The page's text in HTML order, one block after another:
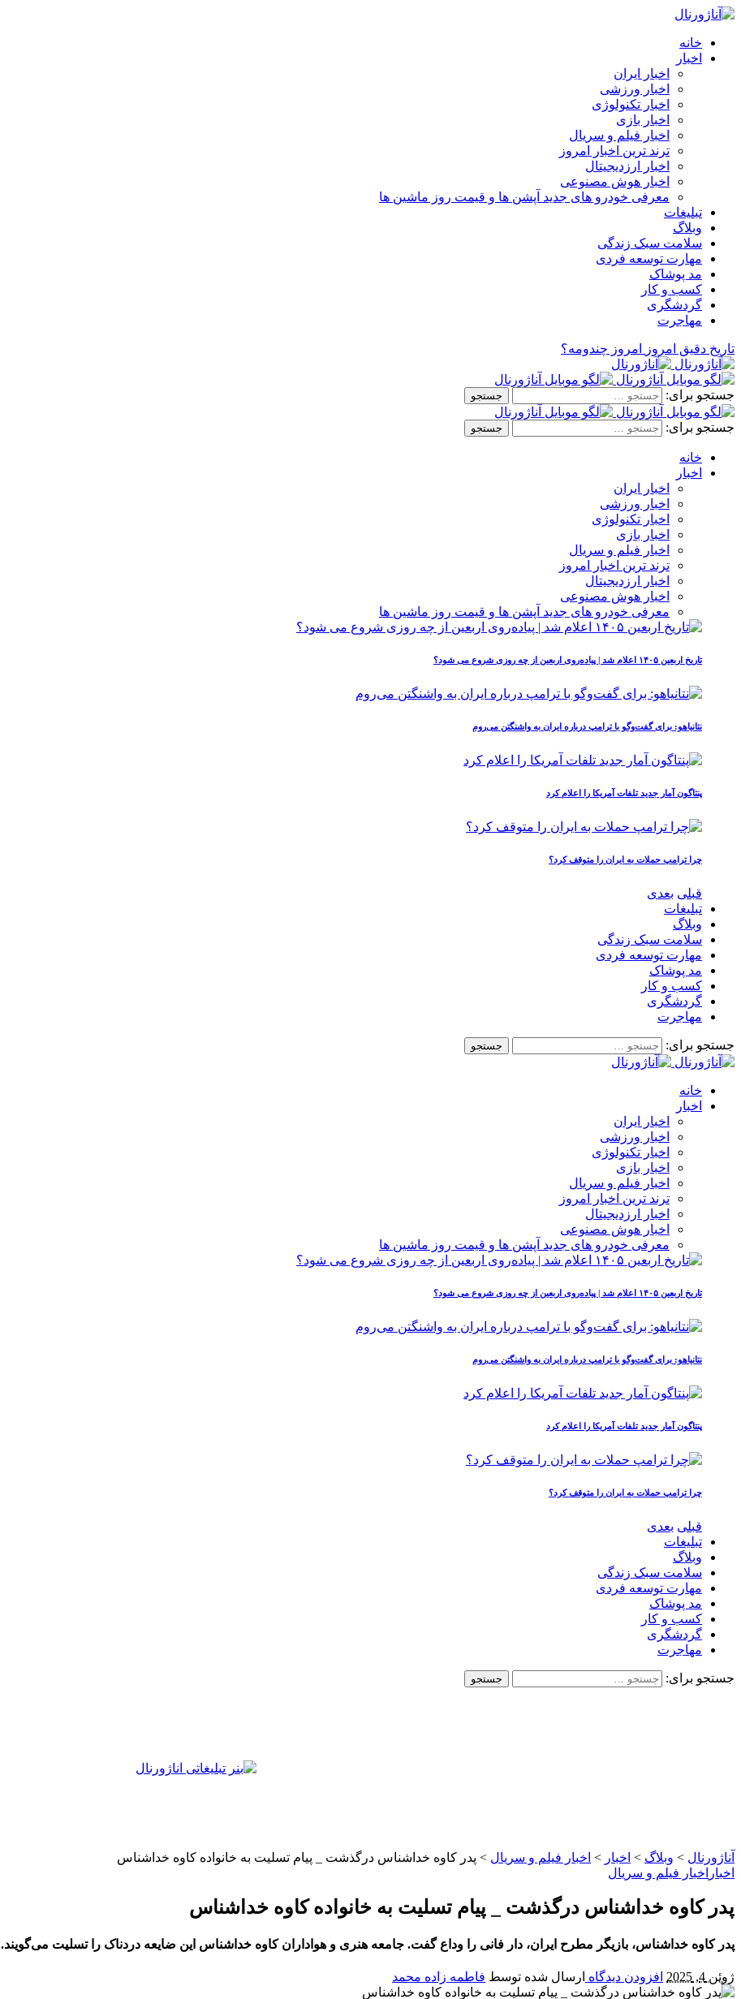
خانه
اخبار
اخبار ایران
اخبار ورزشی
اخبار تکنولوژی
اخبار بازی
اخبار فیلم و سریال
ترند ترین اخبار امروز
اخبار ارزدیجیتال
اخبار هوش مصنوعی
معرفی خودرو های جدید آپشن‌ ها و قیمت روز ماشین‌ ها
تبلیغات
وبلاگ
سلامت سبک زندگی
مهارت توسعه فردی
مد پوشاک
کسب و کار
گردشگری
مهاجرت
تاریخ دقیق امروز امروز چندومه؟
جستجو برای:
جستجو برای:
خانه
اخبار
اخبار ایران
اخبار ورزشی
اخبار تکنولوژی
اخبار بازی
اخبار فیلم و سریال
ترند ترین اخبار امروز
اخبار ارزدیجیتال
اخبار هوش مصنوعی
معرفی خودرو های جدید آپشن‌ ها و قیمت روز ماشین‌ ها
تاریخ اربعین ۱۴۰۵ اعلام شد | پیاده‌روی اربعین از چه روزی شروع می‌ شود؟
نتانیاهو: برای گفت‌وگو با ترامپ درباره ایران به واشنگتن می‌روم
پنتاگون آمار جدید تلفات آمریکا را اعلام کرد
چرا ترامپ حملات به ایران را متوقف کرد؟
قبلی بعدی
تبلیغات
وبلاگ
سلامت سبک زندگی
مهارت توسعه فردی
مد پوشاک
کسب و کار
گردشگری
مهاجرت
جستجو برای:
خانه
اخبار
اخبار ایران
اخبار ورزشی
اخبار تکنولوژی
اخبار بازی
اخبار فیلم و سریال
ترند ترین اخبار امروز
اخبار ارزدیجیتال
اخبار هوش مصنوعی
معرفی خودرو های جدید آپشن‌ ها و قیمت روز ماشین‌ ها
تاریخ اربعین ۱۴۰۵ اعلام شد | پیاده‌روی اربعین از چه روزی شروع می‌ شود؟
نتانیاهو: برای گفت‌وگو با ترامپ درباره ایران به واشنگتن می‌روم
پنتاگون آمار جدید تلفات آمریکا را اعلام کرد
چرا ترامپ حملات به ایران را متوقف کرد؟
قبلی بعدی
تبلیغات
وبلاگ
سلامت سبک زندگی
مهارت توسعه فردی
مد پوشاک
کسب و کار
گردشگری
مهاجرت
جستجو برای:
آناژورنال > وبلاگ > اخبار > اخبار فیلم و سریال > پدر کاوه خداشناس درگذشت _ پیام تسلیت به خانواده کاوه خداشناس
اخبار اخبار فیلم و سریال
پدر کاوه خداشناس درگذشت _ پیام تسلیت به خانواده کاوه خداشناس
پدر کاوه خداشناس، بازیگر مطرح ایران، دار فانی را وداع گفت. جامعه هنری و هواداران کاوه خداشناس این ضایعه دردناک را تسلیت می‌گویند.
ژوئن 4, 2025 افزودن دیدگاه ارسال شده توسط فاطمه زاده محمد